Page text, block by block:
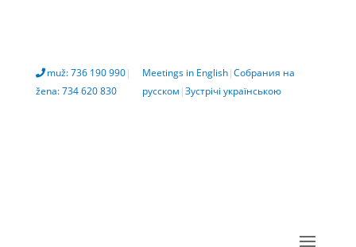
muž: 736 190 990|
žena: 734 620 830
Meetings in English|Собрания на
русском |Зустрічі українською